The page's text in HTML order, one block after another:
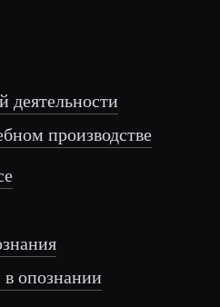
деятельности
производстве
опознании